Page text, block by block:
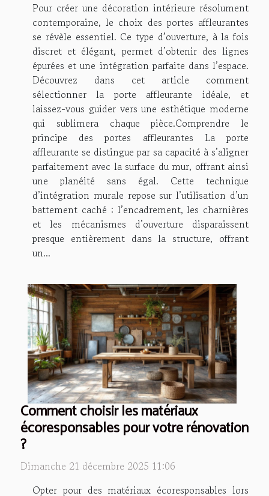
Pour créer une décoration intérieure résolument
contemporaine, le choix des portes affleurantes
se révèle essentiel. Ce type d’ouverture, à la fois
discret et élégant, permet d’obtenir des lignes
épurées et une intégration parfaite dans l’espace.
Découvrez dans cet article comment
sélectionner la porte affleurante idéale, et
laissez-vous guider vers une esthétique moderne
qui sublimera chaque pièce.Comprendre le
principe des portes affleurantes La porte
affleurante se distingue par sa capacité à s’aligner
parfaitement avec la surface du mur, offrant ainsi
une planéité sans égal. Cette technique
d’intégration murale repose sur l’utilisation d’un
battement caché : l’encadrement, les charnières
et les mécanismes d’ouverture disparaissent
presque entièrement dans la structure, offrant
un...
Comment choisir les matériaux
écoresponsables pour votre rénovation
?
Dimanche 21 décembre 2025 11:06
Opter pour des matériaux écoresponsables lors